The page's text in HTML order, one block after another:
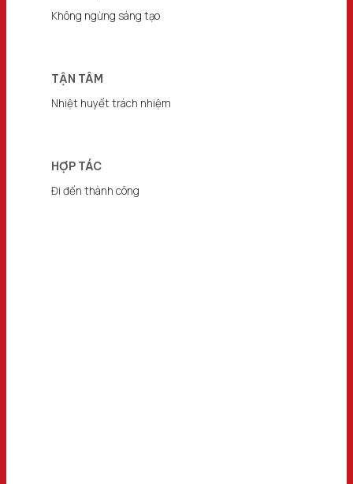
Không ngừng sáng tạo
TẬN TÂM
Nhiệt huyết trách nhiệm
HỢP TÁC
Đi đến thành công